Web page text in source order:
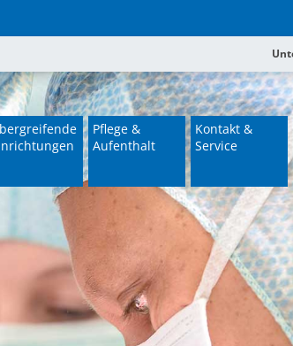
Pflege &
Aufenthalt
Kontakt &
Service